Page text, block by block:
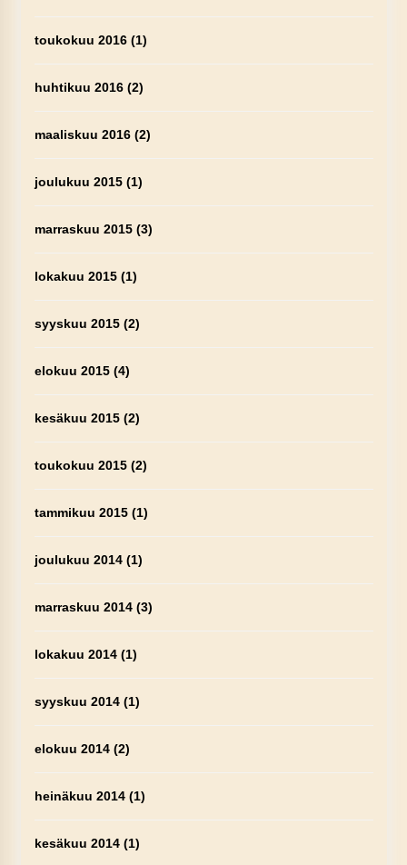
toukokuu 2016(1)
huhtikuu 2016(2)
maaliskuu 2016(2)
joulukuu 2015(1)
marraskuu 2015(3)
lokakuu 2015(1)
syyskuu 2015(2)
elokuu 2015(4)
kesäkuu 2015(2)
toukokuu 2015(2)
tammikuu 2015(1)
joulukuu 2014(1)
marraskuu 2014(3)
lokakuu 2014(1)
syyskuu 2014(1)
elokuu 2014(2)
heinäkuu 2014(1)
kesäkuu 2014(1)